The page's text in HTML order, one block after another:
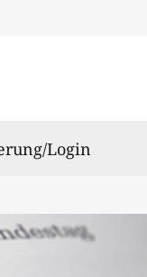
Login